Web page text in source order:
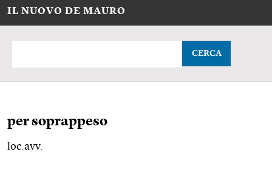
IL NUOVO DE MAURO
CERCA
per soprappeso
loc.avv.